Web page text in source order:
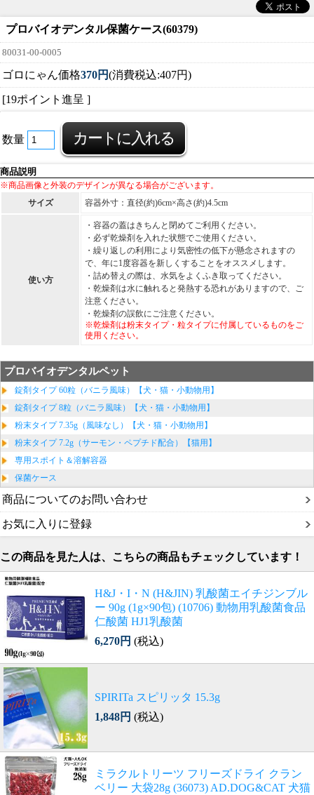
プロバイオデンタル保菌ケース(60379)
80031-00-0005
ゴロにゃん価格370円(消費税込:407円)
[19ポイント進呈 ]
数量
商品説明
※商品画像と外装のデザインが異なる場合がございます。
サイズ
容器外寸：直径(約)6cm×高さ(約)4.5cm
使い方
・容器の蓋はきちんと閉めてご利用ください。
・必ず乾燥剤を入れた状態でご使用ください。
・繰り返しの利用により気密性の低下が懸念されますの
で、年に1度容器を新しくすることをオススメします。
・詰め替えの際は、水気をよくふき取ってください。
・乾燥剤は水に触れると発熱する恐れがありますので、ご
注意ください。
・乾燥剤の誤飲にご注意ください。
※乾燥剤は粉末タイプ・粒タイプに付属しているものをご
使用ください。
プロバイオデンタルペット
錠剤タイプ 60粒（バニラ風味）【犬・猫・小動物用】
錠剤タイプ 8粒（バニラ風味）【犬・猫・小動物用】
粉末タイプ 7.35g（風味なし）【犬・猫・小動物用】
粉末タイプ 7.2g（サーモン・ペプチド配合）【猫用】
専用スポイト＆溶解容器
保菌ケース
商品についてのお問い合わせ
お気に入りに登録
この商品を見た人は、こちらの商品もチェックしています！
H&J・I・N (H&JIN) 乳酸菌エイチジンブル
ー 90g (1g×90包) (10706) 動物用乳酸菌食品
仁酸菌 HJ1乳酸菌
6,270円 (税込)
SPIRITa スピリッタ 15.3g
1,848円 (税込)
ミラクルトリーツ フリーズドライ クラン
ベリー 大袋28g (36073) AD.DOG&CAT 犬猫